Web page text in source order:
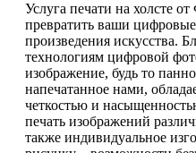
Услуга печати на холсте
превратить ваши
произведения искусства.
технологиям цифровой
изображение, будь то
напечатанное нами,
четкостью и
печать изображений
также индивидуальное